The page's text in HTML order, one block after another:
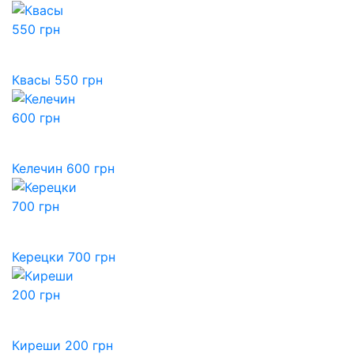
Квасы 550 грн
Келечин 600 грн
Керецки 700 грн
Киреши 200 грн